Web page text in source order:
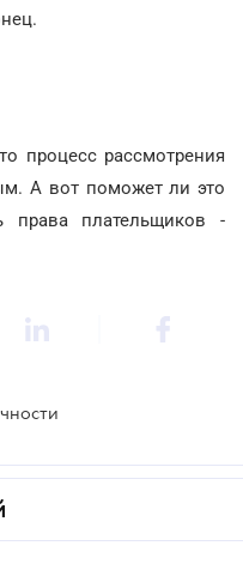
процесс рассмотрения
А вот поможет ли это
права плательщиков -